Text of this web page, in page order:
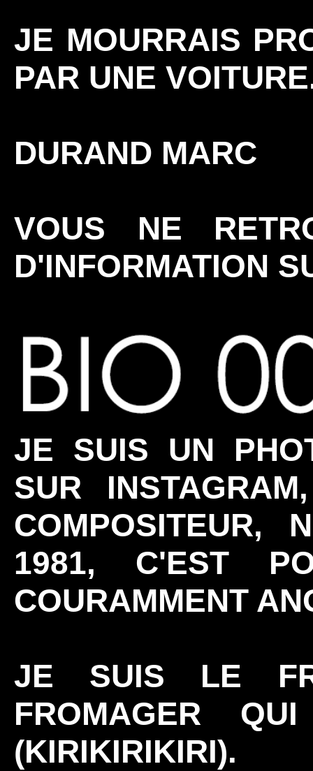
JE MOURRAIS
PAR UNE
DURAND MARC
VOUS NE
D'INFORMATION
JE SUIS UN
SUR
COMPOSITEUR,
1981, C'EST
COURAMMENT
JE SUIS LE
FROMAGER
(KIRIKIRIKIRI).